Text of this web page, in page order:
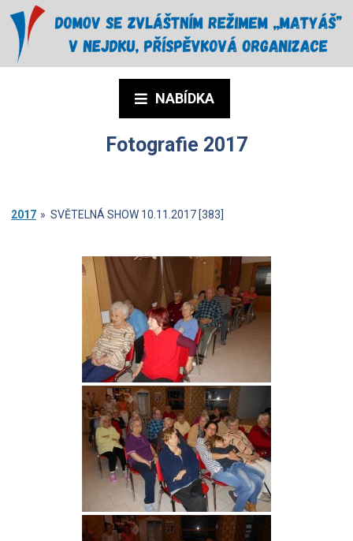
NABÍDKA
Fotografie 2017
2017 » SVĚTELNÁ SHOW 10.11.2017 [383]